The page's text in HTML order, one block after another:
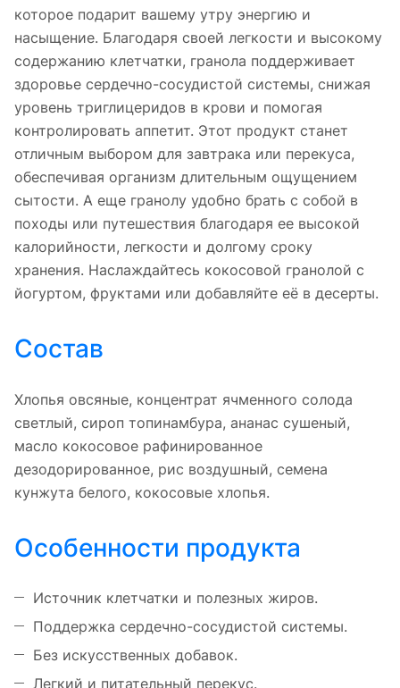
которое подарит вашему утру энергию и
насыщение. Благодаря своей легкости и высокому
содержанию клетчатки, гранола поддерживает
здоровье сердечно-сосудистой системы, снижая
уровень триглицеридов в крови и помогая
контролировать аппетит. Этот продукт станет
отличным выбором для завтрака или перекуса,
обеспечивая организм длительным ощущением
сытости. А еще гранолу удобно брать с собой в
походы или путешествия благодаря ее высокой
калорийности, легкости и долгому сроку
хранения. Наслаждайтесь кокосовой гранолой с
йогуртом, фруктами или добавляйте её в десерты.
Состав
Хлопья овсяные, концентрат ячменного солода
светлый, сироп топинамбура, ананас сушеный,
масло кокосовое рафинированное
дезодорированное, рис воздушный, семена
кунжута белого, кокосовые хлопья.
Особенности продукта
Источник клетчатки и полезных жиров.
Поддержка сердечно-сосудистой системы.
Без искусственных добавок.
Легкий и питательный перекус.